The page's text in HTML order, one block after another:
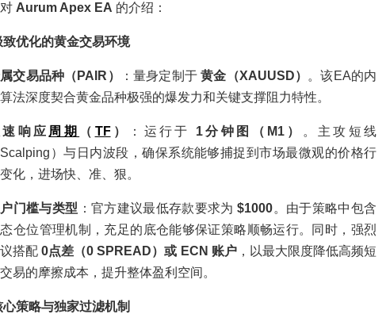
Aurum Apex EA 的介绍：
致优化的黄金交易环境
交易品种（PAIR） ：量身定制于黄金（XAUUSD）
。该EA的内
法深度契合黄金品种极强的爆发力和关键支撑阻力特性。
响应 周期 （ TF） ：运行于 1分钟图（M1）
。主攻短线
Scalping）与日内波段，确保系统能够捕捉到市场最微观的价格行
化，进场快、准、狠。
门槛与类型 ：官方建议最低存款要求为$1000。由于策略中包含
仓位管理机制，充足的底仓能够保证策略顺畅运行。同时，强烈
搭配0点差（0 SPREAD）或 ECN 账户，以最大限度降低高频短
易的摩擦成本，提升整体盈利空间。
策略与独家过滤机制